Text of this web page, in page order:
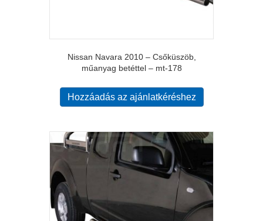
Nissan Navara 2010 – Csőküszöb,
műanyag betéttel – mt-178
Hozzáadás az ajánlatkéréshez